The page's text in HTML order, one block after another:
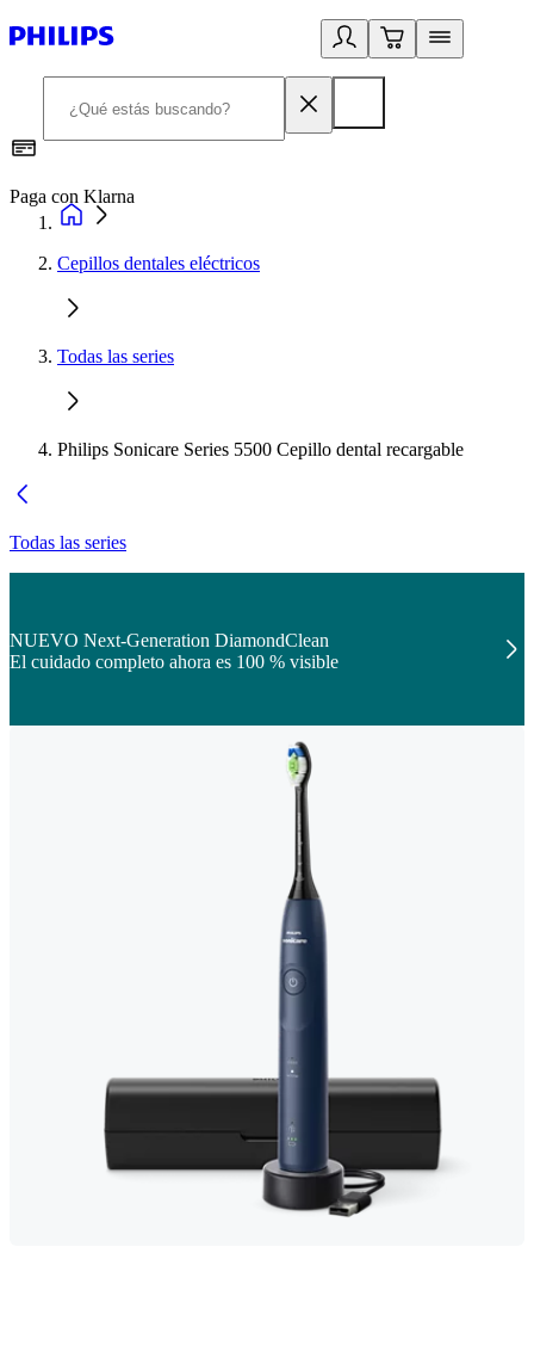
Paga con Klarna
Cepillos dentales eléctricos
Todas las series
Philips Sonicare Series 5500 Cepillo dental recargable
Todas las series
NUEVO Next-Generation DiamondClean
El cuidado completo ahora es 100 % visible